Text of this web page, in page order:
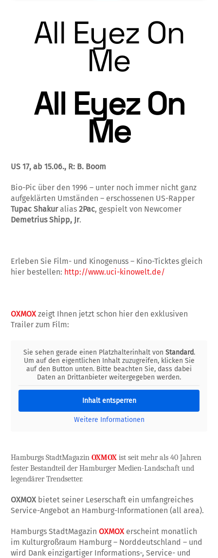
All Eyez On
Me
All Eyez On
Me
US 17,ab 15.06., R: B. Boom
Bio-Pic über den 1996 – unter noch immer nicht ganz
aufgeklärten Umständen – erschossenen US-Rapper
Tupac Shakuralias2Pac, gespielt von Newcomer
Demetrius Shipp, Jr.
Erleben Sie Film- und Kinogenuss – Kino-Ticktes gleich
hier bestellen: http://www.uci-kinowelt.de/
OXMOXzeigt Ihnen jetzt schon hier den exklusiven
Trailer zum Film:
Sie sehen gerade einen Platzhalterinhalt von Standard.
Um auf den eigentlichen Inhalt zuzugreifen, klicken Sie
auf den Button unten. Bitte beachten Sie, dass dabei
Daten an Drittanbieter weitergegeben werden.
Inhalt entsperren
Weitere Informationen
Hamburgs StadtMagazinOXMOX ist seit mehr als 40 Jahren
fester Bestandteil der Hamburger Medien-Landschaft und
legendärer Trendsetter.
OXMOXbietet seiner Leserschaft ein umfangreiches
Service-Angebot an Hamburg-Informationen (all area).
Hamburgs StadtMagazin OXMOXerscheint monatlich
im Kulturgroßraum Hamburg – Norddeutschland – und
wird Dank einzigartiger Informations-, Service- und